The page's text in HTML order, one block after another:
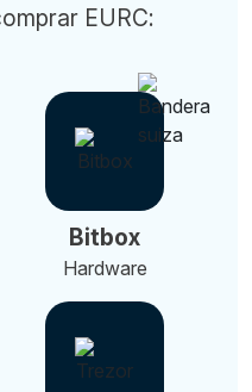
EURC:
Bitbox
Hardware